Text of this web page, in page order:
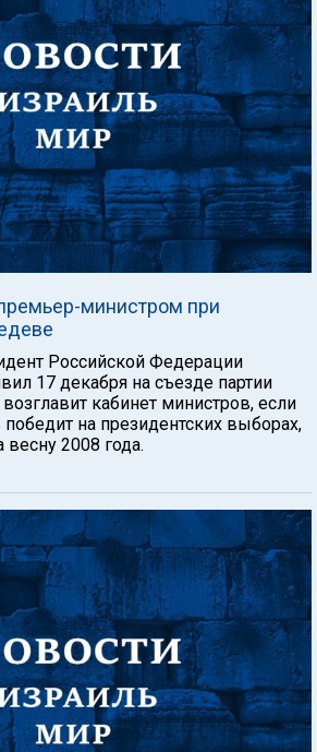
министром при
Российской Федерации
17 декабря на съезде партии
кабинет министров, если
на президентских выборах,
2008 года.